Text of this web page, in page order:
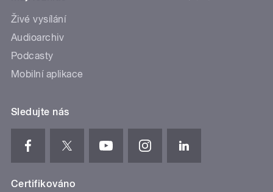
Živé vysílání
Audioarchiv
Podcasty
Mobilní aplikace
Sledujte nás
Certifikováno